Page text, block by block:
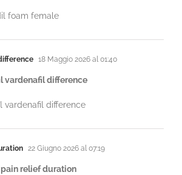
foam female
18 Maggio 2026 al 01:40
vardenafil difference
vardenafil difference
22 Giugno 2026 al 07:19
relief duration